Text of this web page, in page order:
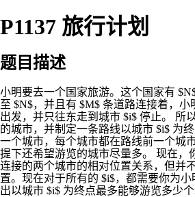
P1137 旅行计划
题目描述
小明要去一个国家旅游。这个国家有
至 $N$，并且有 $M$ 条道路连接着，
出发，并只往东走到城市 $i$ 停止。 所
的城市，并制定一条路线以城市 $i$ 为
一个城市，每个城市都在路线前一个城
提下还希望游览的城市尽量多。 现在，
连接的两个城市的相对位置关系，但并
置。现在对于所有的 $i$，都需要你为
出以城市 $i$ 为终点最多能够游览多少个